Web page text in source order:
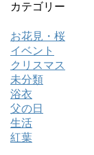
カテゴリー
お花見・桜
イベント
クリスマス
未分類
浴衣
父の日
生活
紅葉